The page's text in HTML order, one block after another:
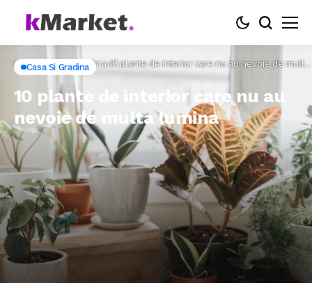
Home Casa si Gradina 10 plante de interior care nu au nevoie de multa
lumina
Casa Si Gradina
10 plante de interior care nu au
nevoie de multa lumina